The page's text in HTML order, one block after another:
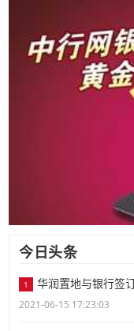
今日头条
1 华润置地与银行签
2021-06-15 17:23:03